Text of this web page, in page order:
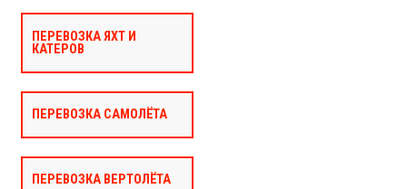
ПЕРЕВОЗКА ЯХТ И
КАТЕРОВ
ПЕРЕВОЗКА САМОЛЁТА
ПЕРЕВОЗКА ВЕРТОЛЁТА